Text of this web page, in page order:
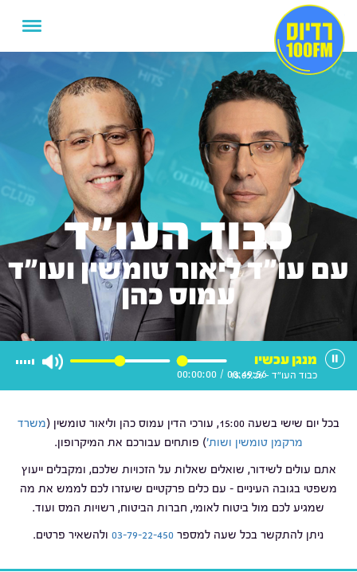
כבוד העו"ד
עם עו"ד ליאור טומשין ועו"ד
עמוס כהן
00:49:56
/
00:00:00
מנגן עכשיו
כבוד העו"ד - 15.05.26
בכל יום שישי בשעה 15:00, עורכי הדין עמוס כהן וליאור טומשין (
משרד
מרקמן טומשין ושות') פותחים עבורכם את המיקרופון.
אתם עולים לשידור, שואלים שאלות על הזכויות שלכם, ומקבלים ייעוץ
משפטי בגובה העיניים – עם כלים פרקטיים שיעזרו לכם לממש את מה
שמגיע לכם מול ביטוח לאומי, חברות הביטוח, רשויות המס ועוד.
ניתן להתקשר בכל שעה למספר 03-79-22-450 ולהשאיר פרטים.